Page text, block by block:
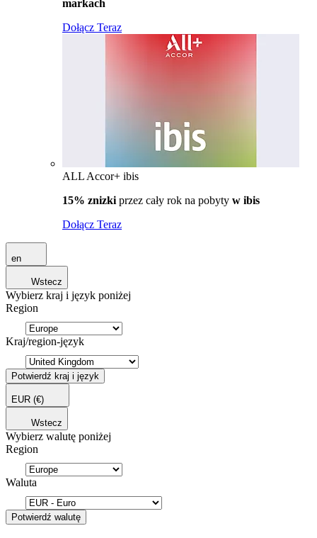
markach
Dołącz Teraz
ALL Accor+ ibis
15% znizki przez cały rok na pobyty w ibis
Dołącz Teraz
en
Wstecz
Wybierz kraj i język poniżej
Region
Kraj/region-język
Potwierdź kraj i język
EUR (€)
Wstecz
Wybierz walutę poniżej
Region
Waluta
Potwierdź walutę